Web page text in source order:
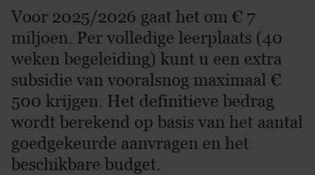
Voor 2025/2026 gaat het om € 7
miljoen. Per volledige leerplaats (40
weken begeleiding) kunt u een extra
subsidie van vooralsnog maximaal €
500 krijgen. Het definitieve bedrag
wordt berekend op basis van het aantal
goedgekeurde aanvragen en het
beschikbare budget.